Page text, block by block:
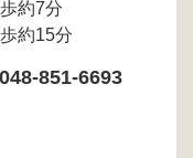
約7分
約15分
851-6693